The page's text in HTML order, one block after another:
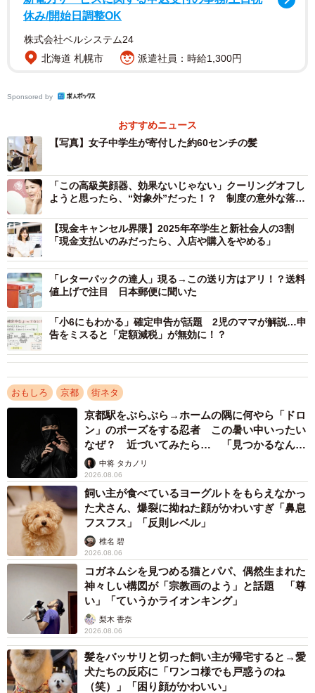
には市から１件あたり６千円を交付する。
ウィッグは一つあたり２０～３０人分の髪を使用する。
が条件となる。結べるウィッグを作るには４０センチ以上
０分ほど時間がかかり、対応できる美容室や理容室は限ら
れるという。市内の協力店は現在３店。
2/2
女子中学生が寄付した約６０センチの髪を手にする美容師の横村さん
（八幡市美濃山・カルム）
ヘアサロン「カルム」（同市美濃山）では５日、女子中
学生が初めて制度を利用した。同店は、利用客の小学生が
休み/開始日調整OK
株式会社ベルシステム24
北海道 札幌市
派遣社員：時給1,300円
Sponsored by
おすすめニュース
【写真】女子中学生が寄付した約60センチの髪
「この高級美顔器、効果ないじゃない」クーリングオフし
ようと思ったら、“対象外”だった！？ 制度の意外な落と
【現金キャンセル界隈】2025年卒学生と新社会人の3割
「現金支払いのみだったら、入店や購入をやめる」
「レターパックの達人」現る→この送り方はアリ！？送料
値上げで注目 日本郵便に聞いた
「小6にもわかる」確定申告が話題 2児のママが解説…申
告をミスると「定額減税」が無効に！？
おもしろ 京都 街ネタ
京都駅をぶらぶら→ホームの隅に何やら「ドロ
ン」のポーズをする忍者 この暑い中いったい
なぜ？ 近づいてみたら… 「見つかるなんて
未熟」中将 タカノリ
2026.08.06
飼い主が食べているヨーグルトをもらえなかっ
た犬さん、爆裂に拗ねた顔がかわいすぎ「鼻息
フスフス」「反則レベル」
椎名 碧
2026.08.06
コガネムシを見つめる猫とパパ、偶然生まれた
神々しい構図が「宗教画のよう」と話題 「尊
い」「ていうかライオンキング」
梨木 香奈
2026.08.06
髪をバッサリと切った飼い主が帰宅すると→愛
犬たちの反応に「ワンコ様でも戸惑うのね
（笑）」「困り顔がかわいい」